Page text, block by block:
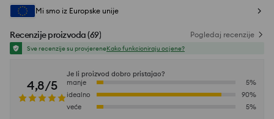
Mi smo iz Europske unije
Recenzije proizvoda(69) Pogledaj recenzije
Sve recenzije su provjereneKako funkcioniraju ocjene?
4,8/5
Je li proizvod dobro pristajao?
manje
5%
idealno
90%
veće
5%